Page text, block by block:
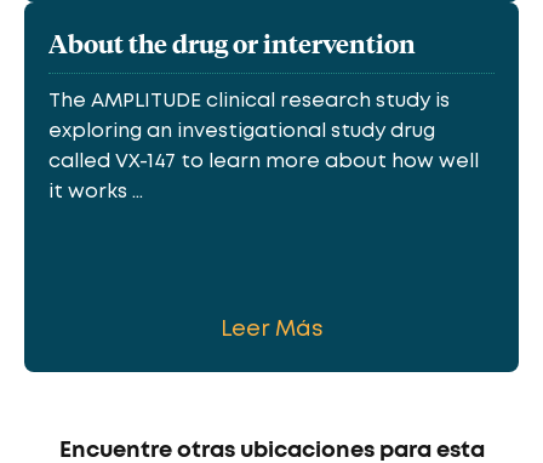
About the drug or intervention
The AMPLITUDE clinical research study is
exploring an investigational study drug
called VX-147 to learn more about how well
it works ...
Leer Más
Encuentre otras ubicaciones para esta